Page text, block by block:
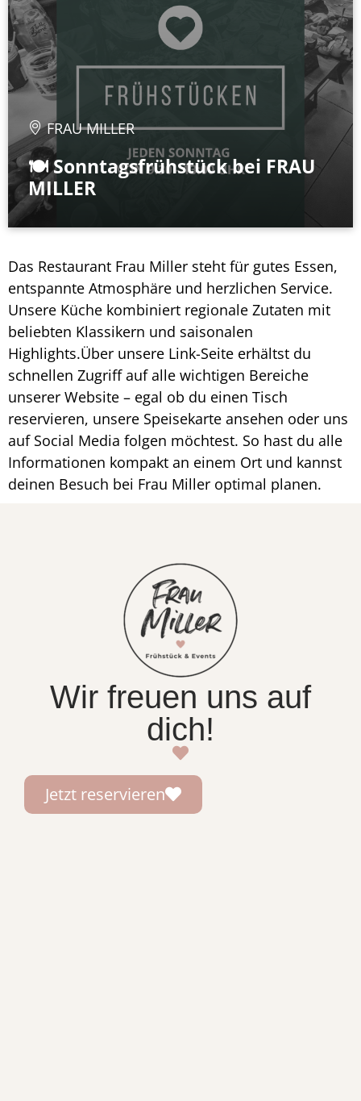
FRAU MILLER
🍽️ Sonntagsfrühstück bei FRAU
MILLER
Das Restaurant Frau Miller steht für gutes Essen,
entspannte Atmosphäre und herzlichen Service.
Unsere Küche kombiniert regionale Zutaten mit
beliebten Klassikern und saisonalen
Highlights.Über unsere Link-Seite erhältst du
schnellen Zugriff auf alle wichtigen Bereiche
unserer Website – egal ob du einen Tisch
reservieren, unsere Speisekarte ansehen oder uns
auf Social Media folgen möchtest. So hast du alle
Informationen kompakt an einem Ort und kannst
deinen Besuch bei Frau Miller optimal planen.
Wir freuen uns auf
dich!
Jetzt reservieren